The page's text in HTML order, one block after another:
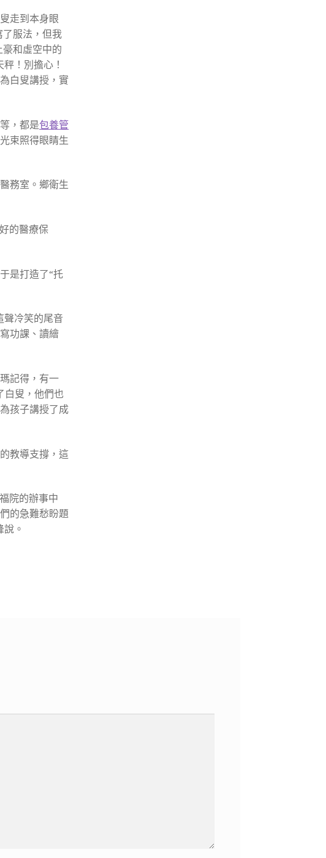
走到本身眼
了服法，但我
和虛空中的
！別擔心！
白叟講授，實
，都是包養管
束照得眼睛生
務室。鄉衛生
的醫療保
是打造了“托
聲冷笑的尾音
功課、讀繪
記得，有一
白叟，他們也
孩子講授了成
教導支撐，這
院的辦事中
的急難愁盼題
說。